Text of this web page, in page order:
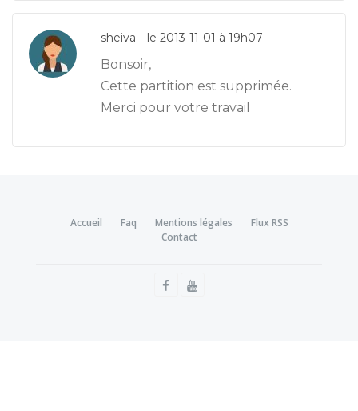
sheiva le 2013-11-01 à 19h07
Bonsoir,
Cette partition est supprimée.
Merci pour votre travail
Accueil Faq Mentions légales
Flux RSS
Contact